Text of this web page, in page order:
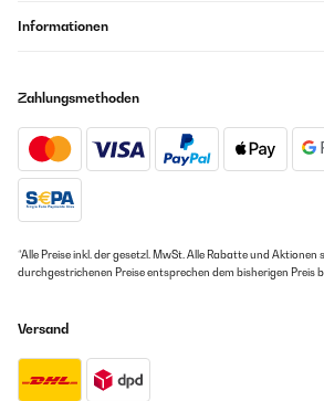
Informationen
Zahlungsmethoden
*Alle Preise inkl. der gesetzl. MwSt. Alle Rabatte und Aktionen
durchgestrichenen Preise entsprechen dem bisherigen Preis
Versand